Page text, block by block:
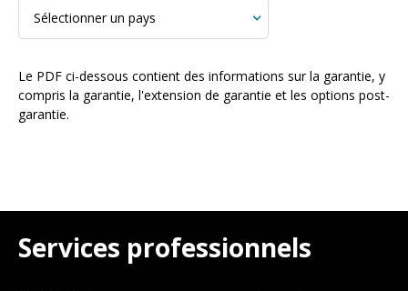
Le PDF ci-dessous contient des informations sur la garantie, y
compris la garantie, l'extension de garantie et les options post-
garantie.
Services professionnels